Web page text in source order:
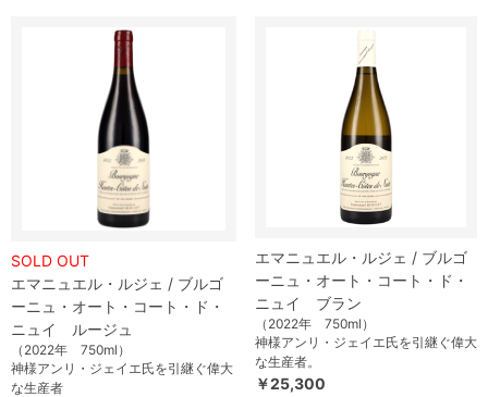
SOLD OUT
エマニュエル・ルジェ / ブルゴ
ーニュ・オート・コート・ド・
ニュイ ルージュ
（2022年 750ml）
神様アンリ・ジェイエ氏を引継ぐ偉大
な生産者
エマニュエル・ルジェ / ブルゴ
ーニュ・オート・コート・ド・
ニュイ ブラン
（2022年 750ml）
神様アンリ・ジェイエ氏を引継ぐ偉大
な生産者。
￥25,300